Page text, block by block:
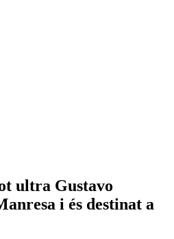
ultra Gustavo
i és destinat a